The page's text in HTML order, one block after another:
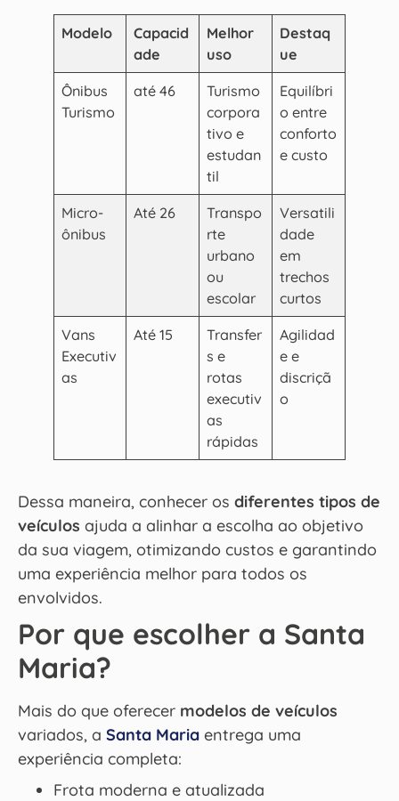
Modelo
Capacid
ade
Melhor
uso
Destaq
ue
Ônibus
Turismo
até 46
Turismo
corpora
tivo e
estudan
til
Equilíbri
o entre
conforto
e custo
Micro-
ônibus
Até 26
Transpo
rte
urbano
ou
escolar
Versatili
dade
em
trechos
curtos
Vans
Executiv
as
Até 15
Transfer
s e
rotas
executiv
as
rápidas
Agilidad
e e
discriçã
o
Dessa maneira, conhecer os diferentes tipos de
veículos ajuda a alinhar a escolha ao objetivo
da sua viagem, otimizando custos e garantindo
uma experiência melhor para todos os
envolvidos.
Por que escolher a Santa
Maria?
Mais do que oferecer modelos de veículos
variados, a Santa Maria entrega uma
experiência completa:
Frota moderna e atualizada